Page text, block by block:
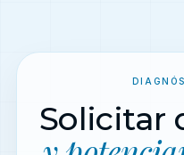
Solicitar